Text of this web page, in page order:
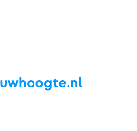
ReviewsLive updatesApp